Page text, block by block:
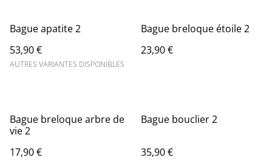
Bague apatite 2
53,90 €
AUTRES VARIANTES DISPONIBLES
Bague breloque étoile 2
23,90 €
Bague breloque arbre de
vie 2
17,90 €
Bague bouclier 2
35,90 €